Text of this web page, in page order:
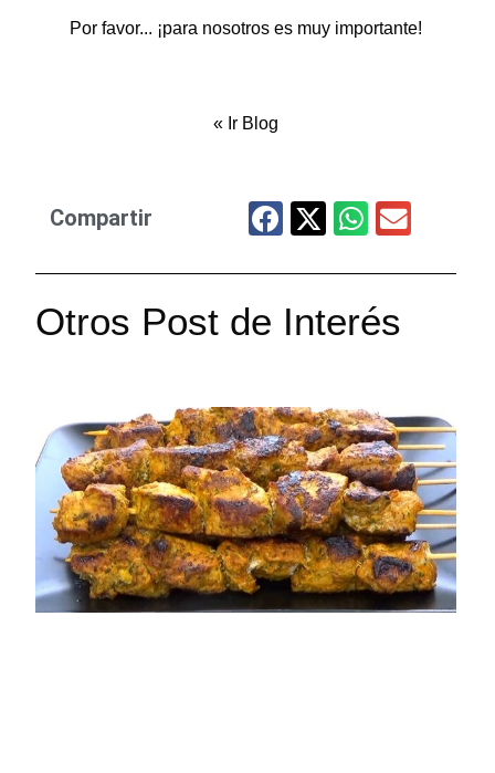
Por favor... ¡para nosotros es muy importante!
« Ir Blog
Compartir
Otros Post de Interés